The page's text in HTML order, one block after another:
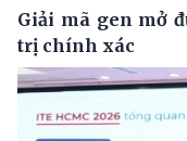
Giải mã gen mở
trị chính xác